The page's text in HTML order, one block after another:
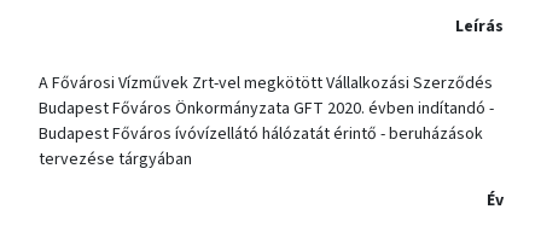
Leírás
A Fővárosi Vízművek Zrt-vel megkötött Vállalkozási Szerződés
Budapest Főváros Önkormányzata GFT 2020. évben indítandó -
Budapest Főváros ívóvízellátó hálózatát érintő - beruházások
tervezése tárgyában
Év